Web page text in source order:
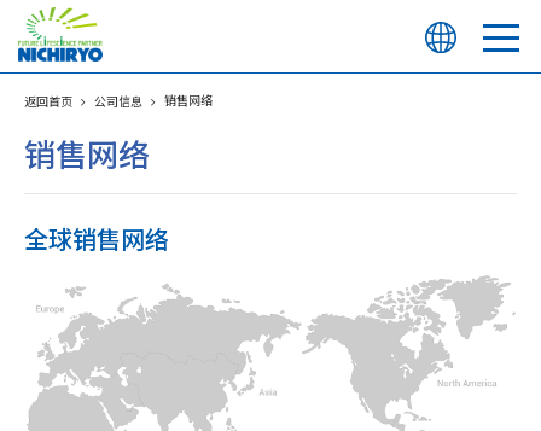
返回首页 公司信息 销售网络
销售网络
全球销售网络